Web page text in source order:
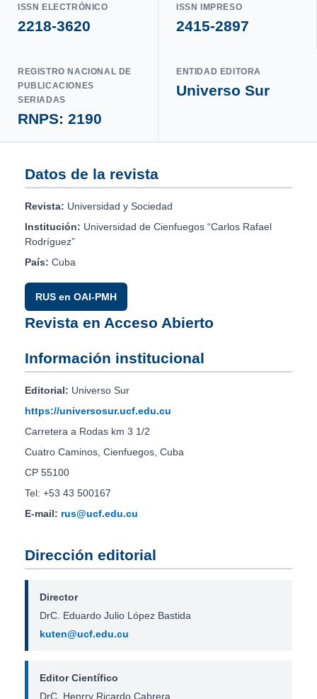
ISSN ELECTRÓNICO
2218-3620
ISSN IMPRESO
2415-2897
REGISTRO NACIONAL DE
PUBLICACIONES
SERIADAS
RNPS: 2190
ENTIDAD EDITORA
Universo Sur
Datos de la revista
Revista: Universidad y Sociedad
Institución: Universidad de Cienfuegos “Carlos Rafael
Rodríguez”
País: Cuba
RUS en OAI-PMH
Revista en Acceso Abierto
Información institucional
Editorial: Universo Sur
https://universosur.ucf.edu.cu
Carretera a Rodas km 3 1/2
Cuatro Caminos, Cienfuegos, Cuba
CP 55100
Tel: +53 43 500167
E-mail: rus@ucf.edu.cu
Dirección editorial
Director
DrC. Eduardo Julio López Bastida
kuten@ucf.edu.cu
Editor Científico
DrC. Henrry Ricardo Cabrera